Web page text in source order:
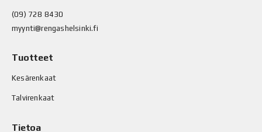
(09) 728 8430
myynti@rengashelsinki.fi
Tuotteet
Kesärenkaat
Talvirenkaat
Tietoa